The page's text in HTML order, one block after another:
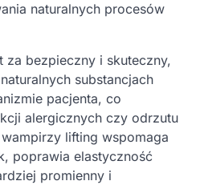
naturalnych procesów
za bezpieczny i skuteczny,
substancjach
pacjenta, co
alergicznych czy odrzutu
lifting wspomaga
poprawia elastyczność
promienny i